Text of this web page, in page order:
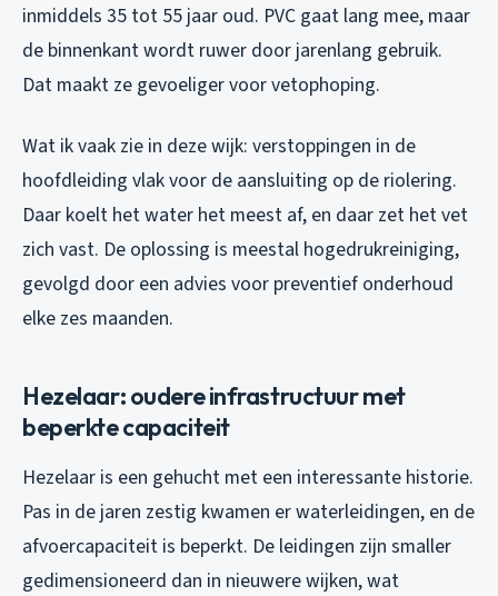
inmiddels 35 tot 55 jaar oud. PVC gaat lang mee, maar
de binnenkant wordt ruwer door jarenlang gebruik.
Dat maakt ze gevoeliger voor vetophoping.
Wat ik vaak zie in deze wijk: verstoppingen in de
hoofdleiding vlak voor de aansluiting op de riolering.
Daar koelt het water het meest af, en daar zet het vet
zich vast. De oplossing is meestal hogedrukreiniging,
gevolgd door een advies voor preventief onderhoud
elke zes maanden.
Hezelaar: oudere infrastructuur met
beperkte capaciteit
Hezelaar is een gehucht met een interessante historie.
Pas in de jaren zestig kwamen er waterleidingen, en de
afvoercapaciteit is beperkt. De leidingen zijn smaller
gedimensioneerd dan in nieuwere wijken, wat